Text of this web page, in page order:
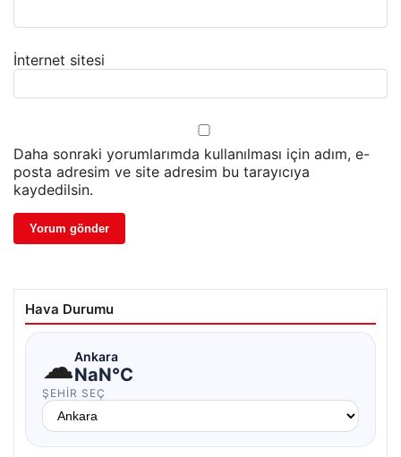
İnternet sitesi
Daha sonraki yorumlarımda kullanılması için adım, e-
posta adresim ve site adresim bu tarayıcıya
kaydedilsin.
Hava Durumu
☁Ankara
NaN°C
ŞEHIR SEÇ